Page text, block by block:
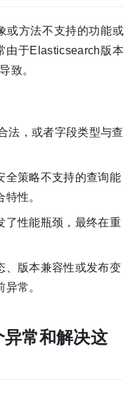
或方法不支持的功能或
由于Elasticsearch版本
致。
法，或者字段类型与查
全策略不支持的查询能
性。
了性能瓶颈，最终在重
、版本兼容性或发布变
常。
常和解决这